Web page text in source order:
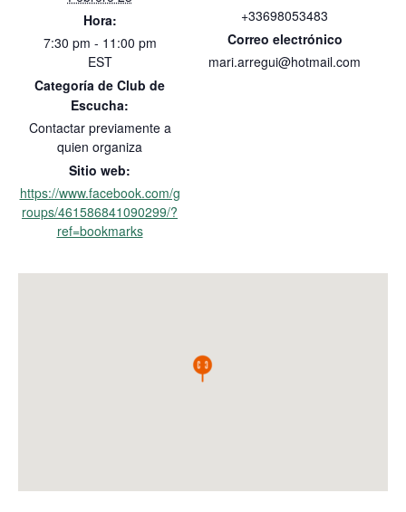
Hora:
7:30 pm - 11:00 pm
EST
Categoría de Club de
Escucha:
Contactar previamente a
quien organiza
Sitio web:
https://www.facebook.com/g
roups/461586841090299/?
ref=bookmarks
+33698053483
Correo electrónico
mari.arregui@hotmail.com